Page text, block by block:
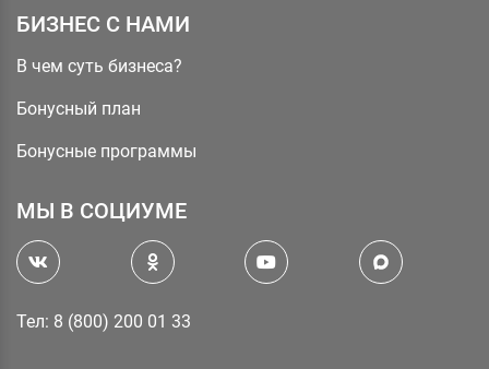
БИЗНЕС С НАМИ
В чем суть бизнеса?
Бонусный план
Бонусные программы
МЫ В СОЦИУМЕ
Тел: 8 (800) 200 01 33